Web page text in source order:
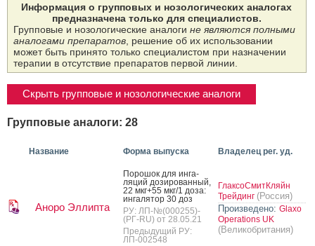
Информация о групповых и нозологических аналогах
предназначена только для специалистов.
Групповые и нозологические аналоги не являются полными
аналогами препаратов , решение об их использовании
может быть принято только специалистом при назначении
терапии в отсутствие препаратов первой линии.
Скрыть групповые и нозологические аналоги
Групповые аналоги: 28
Название Форма выпуска Владелец рег. уд.
Аноро Эллипта
По­рошок для ин­га­
ляций до­зиро­ван­ный,
22 мкг+55 мкг/1 до­за:
ин­га­лятор 30 доз
РУ: ЛП-№(000255)-
(РГ-RU) от 28.05.21
Предыдущий РУ:
ЛП-002548
ГлаксоСмитКляйн
Трейдинг (Россия)
Произведено: Glaxo
Operations UK
(Великобритания)